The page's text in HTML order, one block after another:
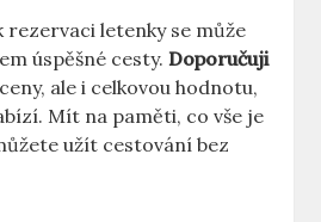
rezervaci letenky se může
úspěšné cesty.Doporučuji
ale i celkovou hodnotu,
Mít na paměti, co vše je
užít cestování bez